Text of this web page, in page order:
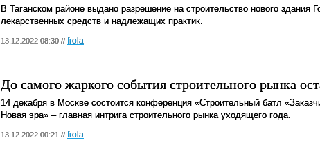
В Таганском районе выдано разрешение на строительство нового здания
лекарственных средств и надлежащих практик.
13.12.2022 08:30 // frola
До самого жаркого события строительного рынка
14 декабря в Москве состоится конференция «Строительный батл
Новая эра» – главная интрига строительного рынка уходящего года.
13.12.2022 00:21 // frola